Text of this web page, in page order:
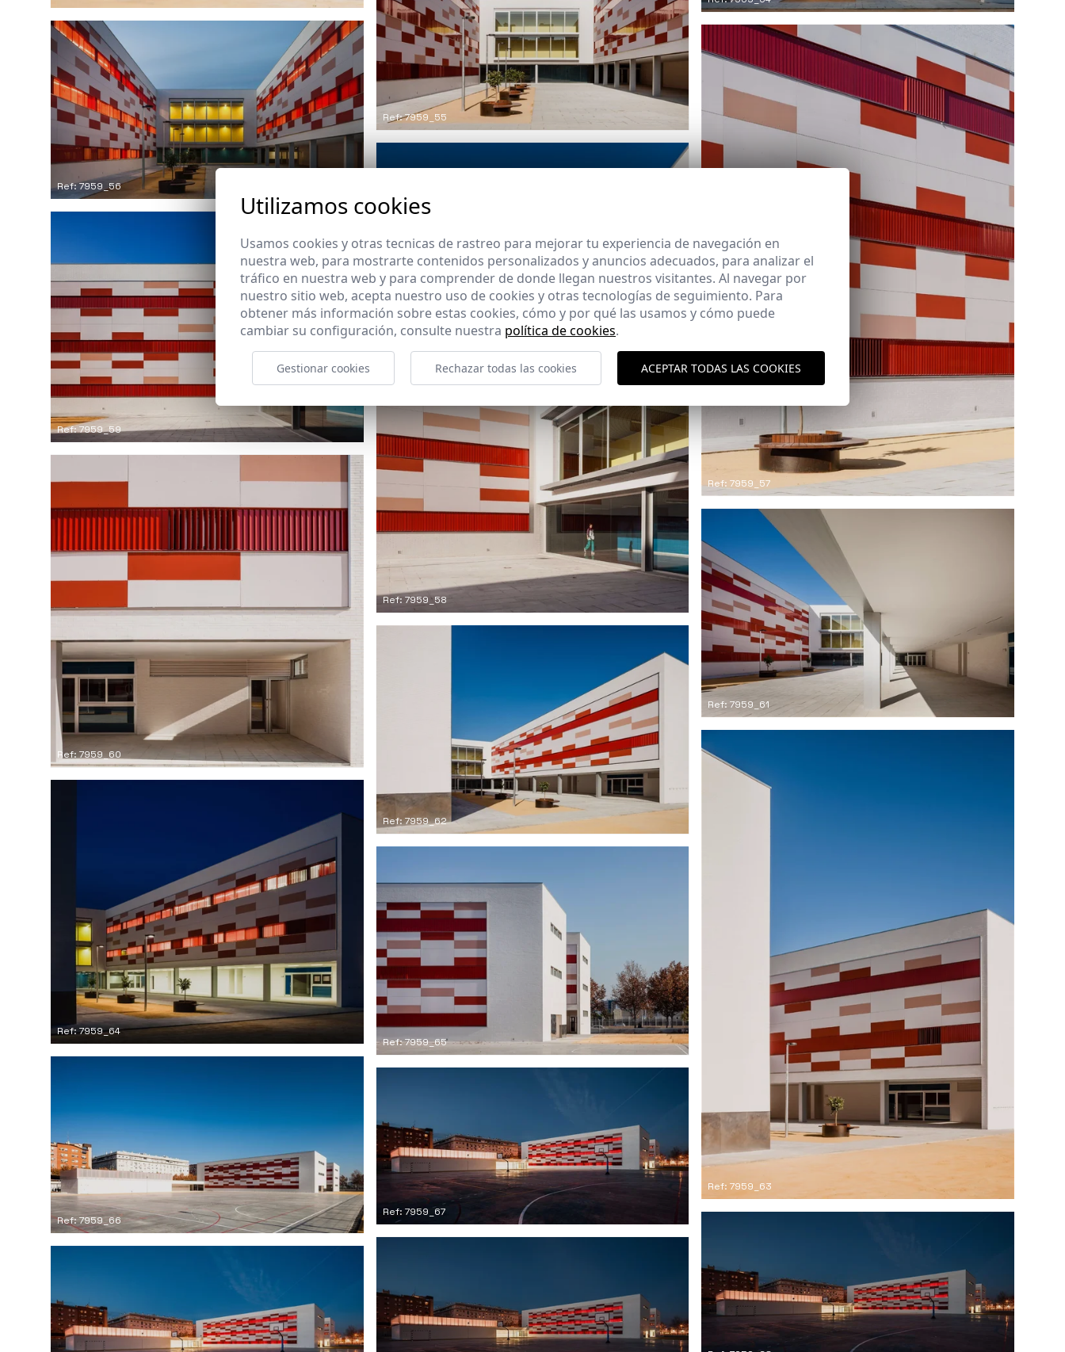
Ref: 7959_55
Ref: 7959_56
Ref: 7959_57
Ref: 7959_58
Ref: 7959_59
Ref: 7959_60
Ref: 7959_61
Ref: 7959_62
Ref: 7959_63
Ref: 7959_64
Ref: 7959_65
Ref: 7959_66
Ref: 7959_67
Utilizamos cookies
Usamos cookies y otras tecnicas de rastreo para mejorar tu experiencia de navegación en
nuestra web, para mostrarte contenidos personalizados y anuncios adecuados, para analizar el
tráfico en nuestra web y para comprender de donde llegan nuestros visitantes. Al navegar por
nuestro sitio web, acepta nuestro uso de cookies y otras tecnologías de seguimiento. Para
obtener más información sobre estas cookies, cómo y por qué las usamos y cómo puede
cambiar su configuración, consulte nuestra política de cookies.
Gestionar cookies Rechazar todas las cookies ACEPTAR TODAS LAS COOKIES